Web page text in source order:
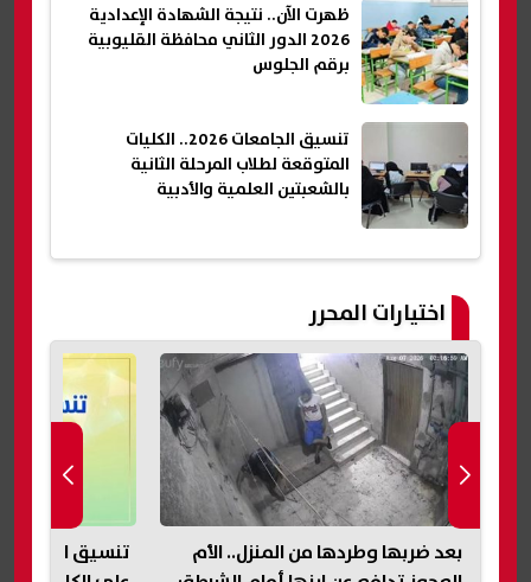
ظهرت الآن.. نتيجة الشهادة الإعدادية
2026 الدور الثاني محافظة القليوبية
برقم الجلوس
تنسيق الجامعات 2026.. الكليات
المتوقعة لطلاب المرحلة الثانية
بالشعبتين العلمية والأدبية
اختيارات المحرر
تنسيق المرحلة الثانية 2026.. تعرف
الخريطة